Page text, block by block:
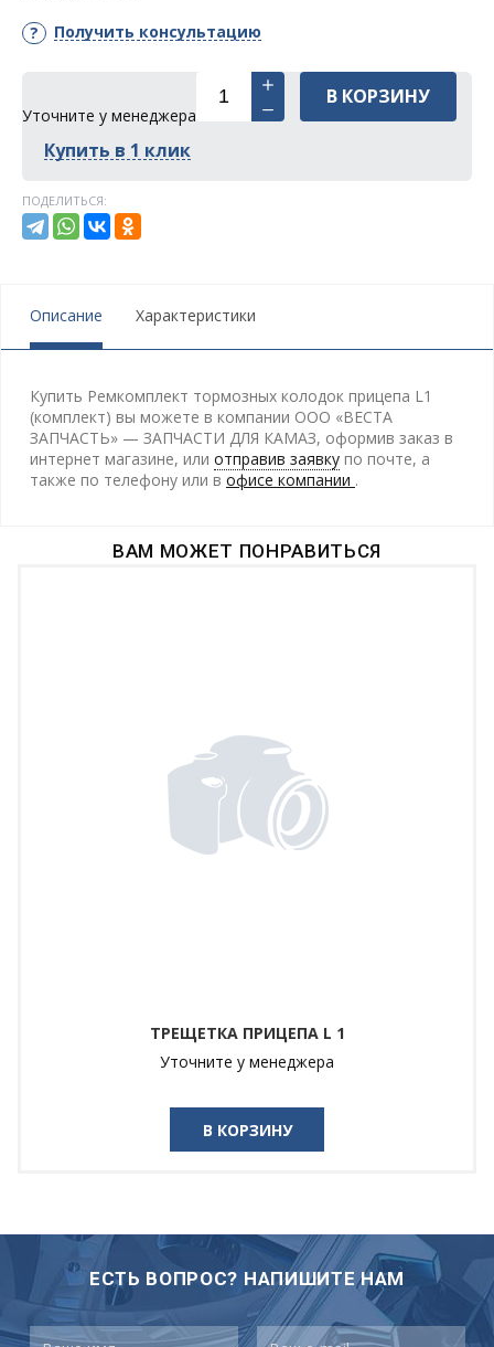
Получить консультацию
Уточните у менеджера
В КОРЗИНУ
Купить в 1 клик
ПОДЕЛИТЬСЯ:
Описание Характеристики
Купить Ремкомплект тормозных колодок прицепа L1
(комплект) вы можете в компании ООО «ВЕСТА
ЗАПЧАСТЬ» — ЗАПЧАСТИ ДЛЯ КАМАЗ, оформив заказ в
интернет магазине, или отправив заявку по почте, а
также по телефону или в офисе компании .
ВАМ МОЖЕТ ПОНРАВИТЬСЯ
ТРЕЩЕТКА ПРИЦЕПА L 1
Уточните у менеджера
В КОРЗИНУ
ЕСТЬ ВОПРОС? НАПИШИТЕ НАМ